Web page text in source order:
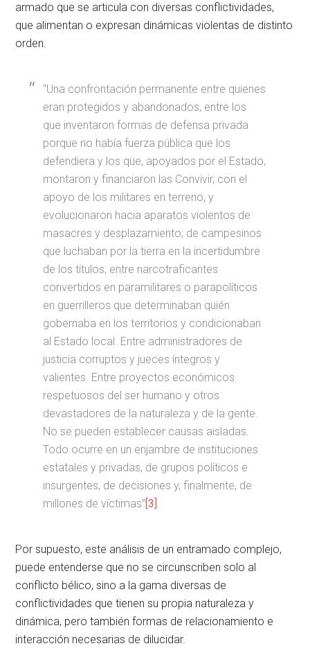
armado que se articula con diversas conflictividades,
que alimentan o expresan dinámicas violentas de distinto
orden.
“Una confrontación permanente entre quienes
eran protegidos y abandonados, entre los
que inventaron formas de defensa privada
porque no había fuerza pública que los
defendiera y los que, apoyados por el Estado,
montaron y financiaron las Convivir, con el
apoyo de los militares en terreno, y
evolucionaron hacia aparatos violentos de
masacres y desplazamiento; de campesinos
que luchaban por la tierra en la incertidumbre
de los títulos; entre narcotraficantes
convertidos en paramilitares o parapolíticos
en guerrilleros que determinaban quién
gobernaba en los territorios y condicionaban
al Estado local. Entre administradores de
justicia corruptos y jueces íntegros y
valientes. Entre proyectos económicos
respetuosos del ser humano y otros
devastadores de la naturaleza y de la gente.
No se pueden establecer causas aisladas.
Todo ocurre en un enjambre de instituciones
estatales y privadas, de grupos políticos e
insurgentes, de decisiones y, finalmente, de
millones de víctimas”[3]
Por supuesto, este análisis de un entramado complejo,
puede entenderse que no se circunscriben solo al
conflicto bélico, sino a la gama diversas de
conflictividades que tienen su propia naturaleza y
dinámica, pero también formas de relacionamiento e
interacción necesarias de dilucidar.